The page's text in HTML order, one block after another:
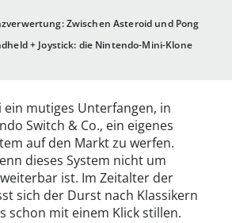
Zwischen Asteroid und Pong
+ Joystick: die Nintendo-Mini-Klone
ein mutiges Unterfangen, in
Switch & Co., ein eigenes
auf den Markt zu werfen.
dieses System nicht um
ist. Im Zeitalter der
sich der Durst nach Klassikern
schon mit einem Klick stillen.